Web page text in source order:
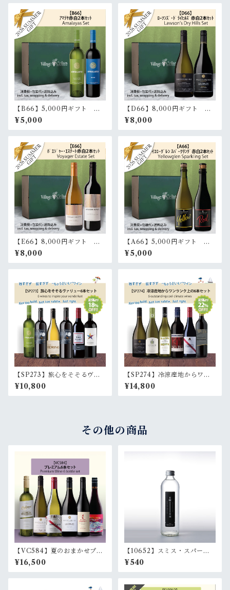
【B66】5,000円ギフト ア
マラヤ白赤2本セット | Amala
ya Gift wrapping 2 bottles s
et
¥5,000
【D66】8,000円ギフト ロ
ーソンズ･ドライヒルズ白赤2
本セット | Lawson's Dry Hil
ls Gift wrapping 2 bottles s
¥8,000
【E66】8,000円ギフト ボ
エジャー･エステート白赤2本
セット | Voyager Estate Gift
wrapping 2 bottles set
¥8,000
【A66】5,000円ギフト イ
エローグレン スパークリン
グ白赤2本セット | Yellowgle
n Gift wrapping 2 bottles s
¥5,000
【SP273】旅心をそそるヴァ
リュー6本セット (白3本・赤3
本)｜ 6 wines to inspire you
r wanderlust (3white, 3red)
¥10,800
【SP274】冷涼産地からワン
ランク上の6本セット (白3
本・赤3本)｜ 6 outstanding
cool-climate wines (3whit
¥14,800
その他の商品
【VC584】夏のおまかせプレ
ミアム赤白6本セット 6 bott
le mixed premium set
¥16,500
【10652】スミス・スパーク
リング・スプリング・ウォー
ター (350ml) | Smith Sparkli
ng Spring Water (350ml)
¥540